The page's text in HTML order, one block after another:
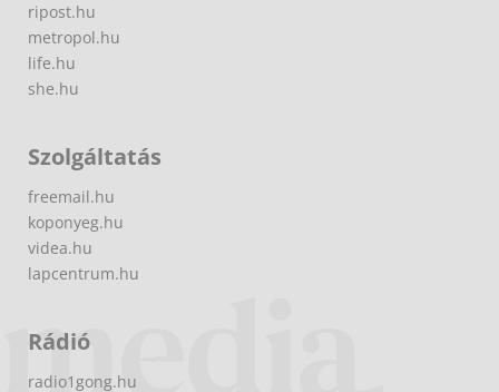
ripost.hu
metropol.hu
life.hu
she.hu
Szolgáltatás
freemail.hu
koponyeg.hu
videa.hu
lapcentrum.hu
Rádió
radio1gong.hu